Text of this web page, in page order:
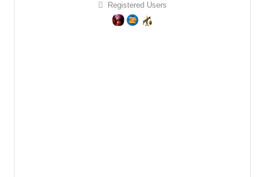
Registered Users